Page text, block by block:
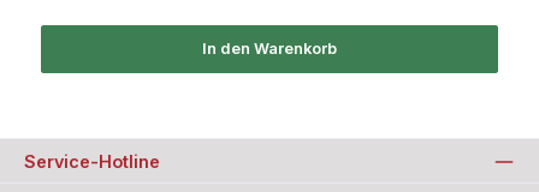
In den Warenkorb
Service-Hotline